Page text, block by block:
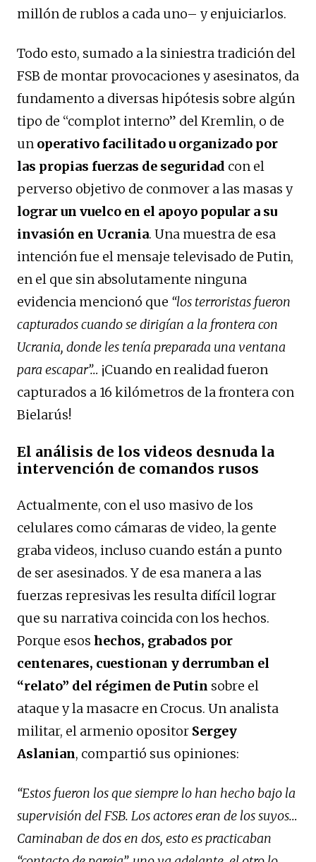
millón de rublos a cada uno– y enjuiciarlos.
Todo esto, sumado a la siniestra tradición del
FSB de montar provocaciones y asesinatos, da
fundamento a diversas hipótesis sobre algún
tipo de “complot interno” del Kremlin, o de
un operativo facilitado u organizado por
las propias fuerzas de seguridad con el
perverso objetivo de conmover a las masas y
lograr un vuelco en el apoyo popular a su
invasión en Ucrania. Una muestra de esa
intención fue el mensaje televisado de Putin,
en el que sin absolutamente ninguna
evidencia mencionó que “los terroristas fueron
capturados cuando se dirigían a la frontera con
Ucrania, donde les tenía preparada una ventana
para escapar”… ¡Cuando en realidad fueron
capturados a 16 kilómetros de la frontera con
Bielarús!
El análisis de los videos desnuda la
intervención de comandos rusos
Actualmente, con el uso masivo de los
celulares como cámaras de video, la gente
graba videos, incluso cuando están a punto
de ser asesinados. Y de esa manera a las
fuerzas represivas les resulta difícil lograr
que su narrativa coincida con los hechos.
Porque esos hechos, grabados por
centenares, cuestionan y derrumban el
“relato” del régimen de Putin sobre el
ataque y la masacre en Crocus. Un analista
militar, el armenio opositor Sergey
Aslanian, compartió sus opiniones:
“Estos fueron los que siempre lo han hecho bajo la
supervisión del FSB. Los actores eran de los suyos…
Caminaban de dos en dos, esto es practicaban